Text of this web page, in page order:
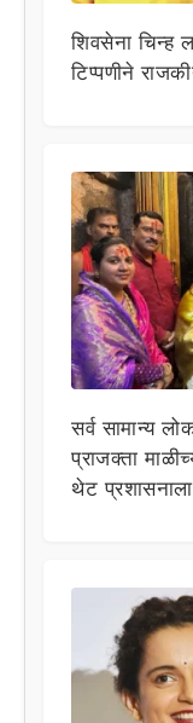
शिवसेना चिन्ह
टिप्पणीने
सर्व सामान्य
प्राजक्ता
थेट